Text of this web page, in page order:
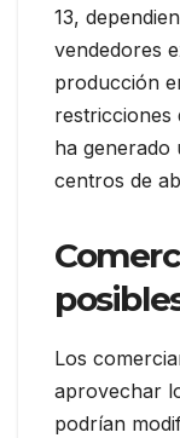
13,
vendedores
producción
restricciones
ha generado
centros de
Los
aprovechar
podrían